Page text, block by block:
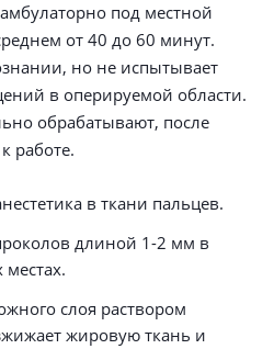
под местной
от 40 до 60 минут.
но не испытывает
в оперируемой области.
обрабатывают, после
работе.
в ткани пальцев.
длиной 1-2 мм в
слоя раствором
жировую ткань и